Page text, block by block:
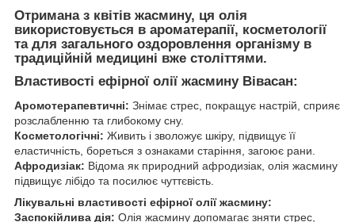
Отримана з квітів жасмину, ця олія
використовується в ароматерапії, косметології
та для загального оздоровлення організму в
традиційній медицині вже століттями.
Властивості ефірної олії жасмину Вівасан:
Аромотерапевтичні: Знімає стрес, покращує настрій, сприяє
розслабленню та глибокому сну.
Косметологічні: Живить і зволожує шкіру, підвищує її
еластичність, бореться з ознаками старіння, загоює рани.
Афродизіак: Відома як природний афродизіак, олія жасмину
підвищує лібідо та посилює чуттєвість.
Лікувальні властивості ефірної олії жасмину:
Заспокійлива дія: Олія жасмину допомагає зняти стрес,